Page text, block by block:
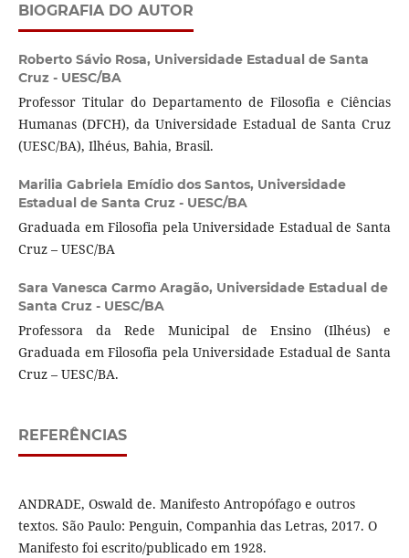
BIOGRAFIA DO AUTOR
Roberto Sávio Rosa, Universidade Estadual de Santa
Cruz - UESC/BA
Professor Titular do Departamento de Filosofia e Ciências
Humanas (DFCH), da Universidade Estadual de Santa Cruz
(UESC/BA), Ilhéus, Bahia, Brasil.
Marilia Gabriela Emídio dos Santos, Universidade
Estadual de Santa Cruz - UESC/BA
Graduada em Filosofia pela Universidade Estadual de Santa
Cruz – UESC/BA
Sara Vanesca Carmo Aragão, Universidade Estadual de
Santa Cruz - UESC/BA
Professora da Rede Municipal de Ensino (Ilhéus) e
Graduada em Filosofia pela Universidade Estadual de Santa
Cruz – UESC/BA.
REFERÊNCIAS
ANDRADE, Oswald de. Manifesto Antropófago e outros
textos. São Paulo: Penguin, Companhia das Letras, 2017. O
Manifesto foi escrito/publicado em 1928.